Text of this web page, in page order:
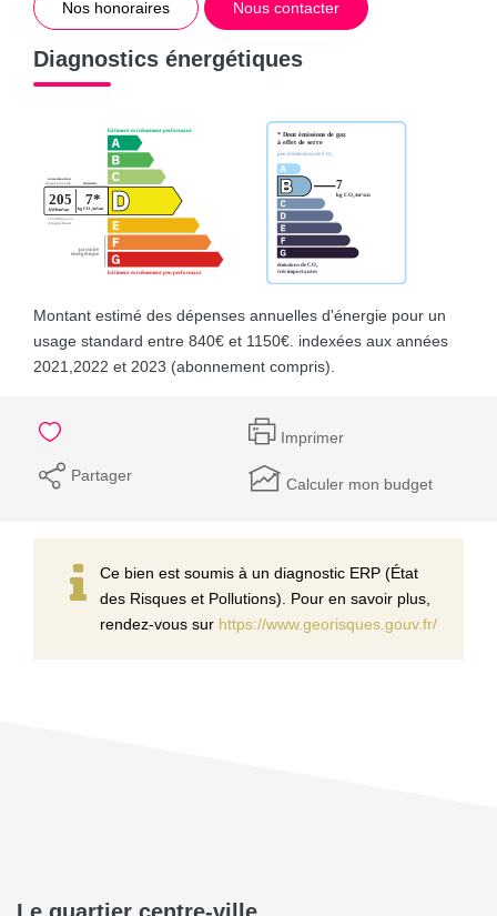
Nos honoraires Nous contacter
Diagnostics énergétiques
Montant estimé des dépenses annuelles d'énergie pour un
usage standard entre 840€ et 1150€. indexées aux années
2021,2022 et 2023 (abonnement compris).
Imprimer
Partager Calculer mon budget
Ce bien est soumis à un diagnostic ERP (État
des Risques et Pollutions). Pour en savoir plus,
rendez-vous sur https://www.georisques.gouv.fr/
Le quartier centre-ville